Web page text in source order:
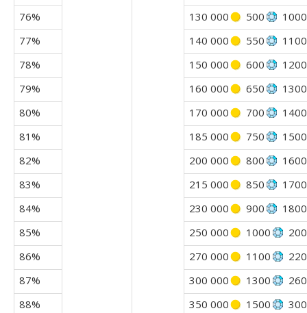
76%
130 000 500
1000
77%
140 000 550
1100
78%
150 000 600
1200
79%
160 000 650
1300
80%
170 000 700
1400
81%
185 000 750
1500
82%
200 000 800
1600
83%
215 000 850
1700
84%
230 000 900
1800
85%
250 000 1000
86%
270 000 1100
87%
300 000 1300
88%
350 000 1500